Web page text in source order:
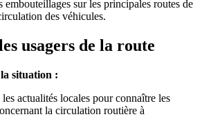
embouteillages sur les principales routes de
des véhicules.
usagers de la route
situation :
actualités locales pour connaître les
la circulation routière à